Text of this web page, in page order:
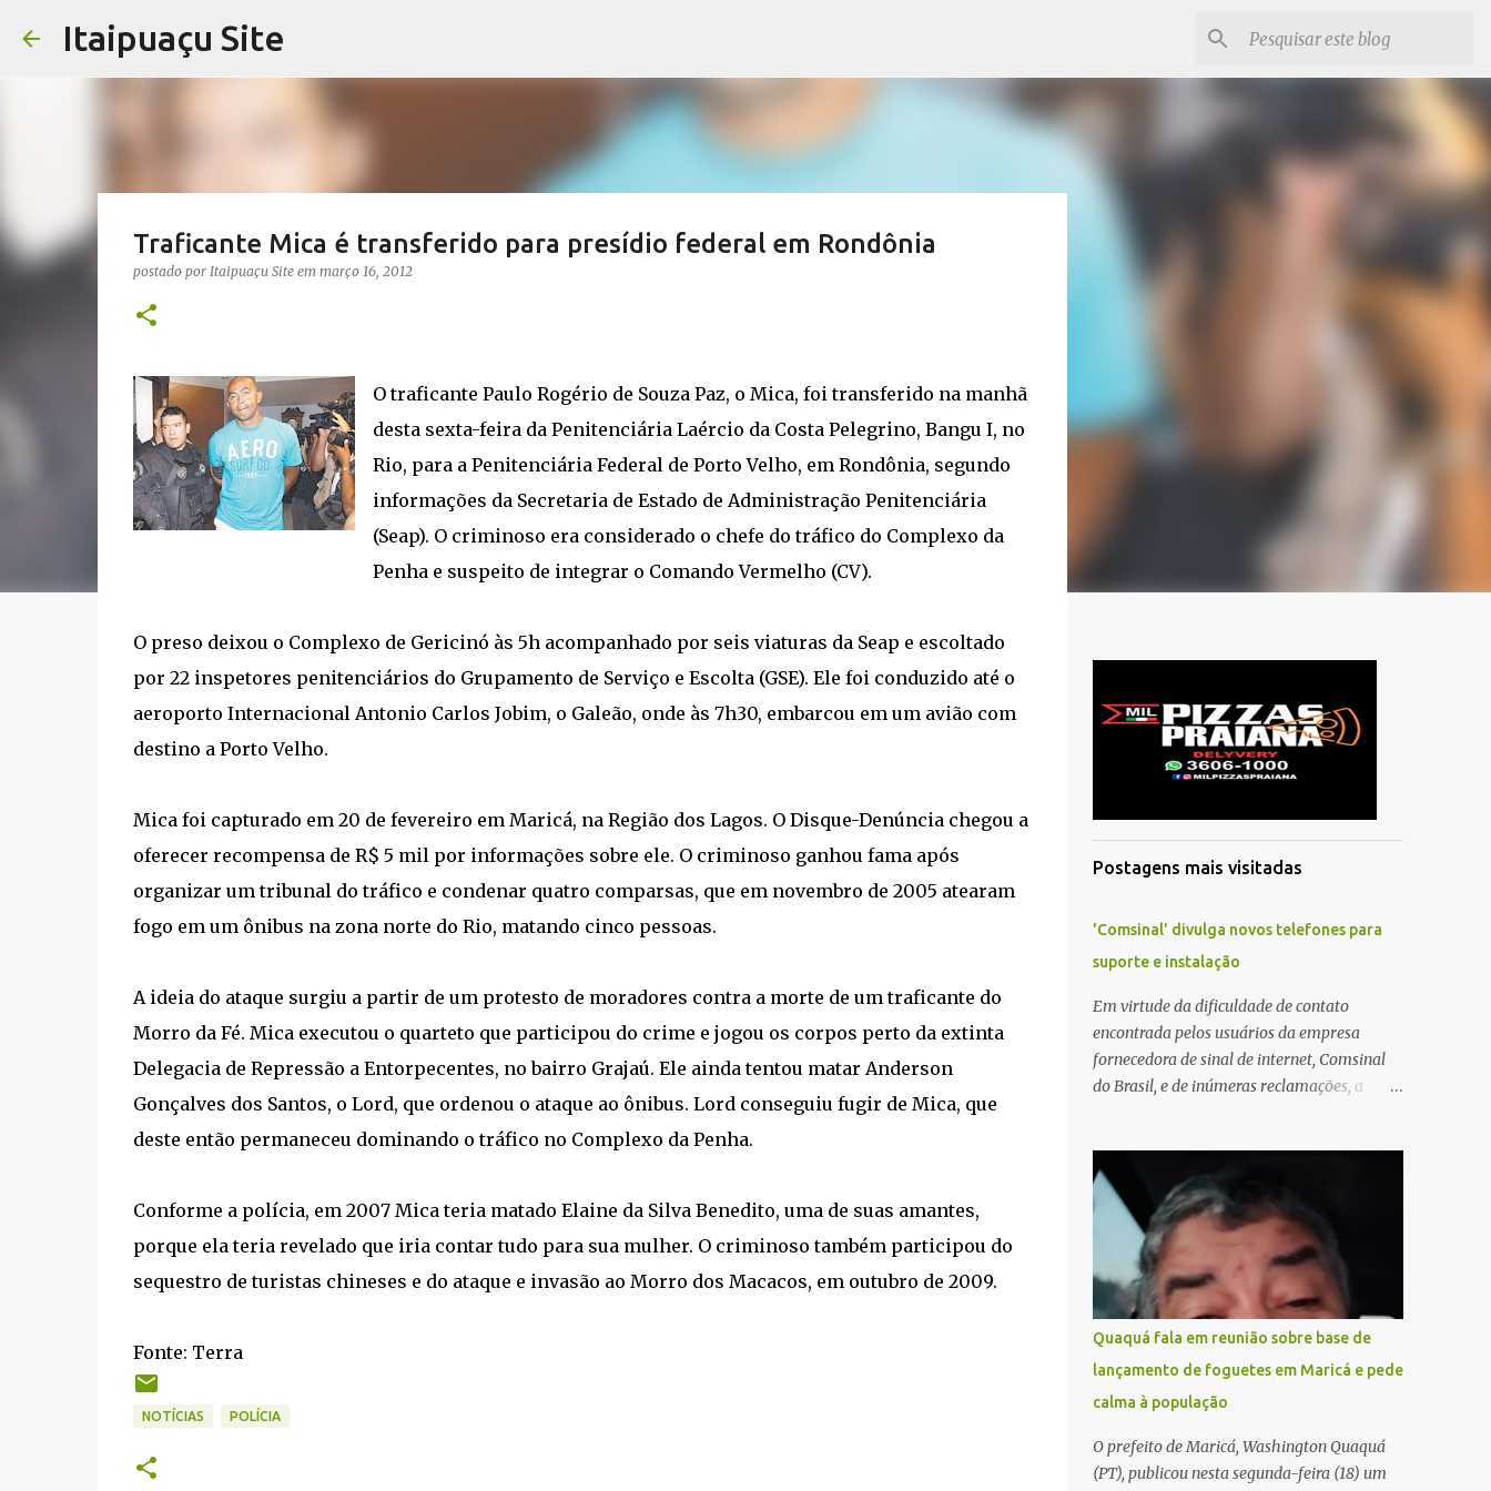
Itaipuaçu Site
Traficante Mica é transferido para presídio federal em Rondônia
postado por Itaipuaçu Site em março 16, 2012
O traficante Paulo Rogério de Souza Paz, o Mica, foi transferido na manhã
desta sexta-feira da Penitenciária Laércio da Costa Pelegrino, Bangu I, no
Rio, para a Penitenciária Federal de Porto Velho, em Rondônia, segundo
informações da Secretaria de Estado de Administração Penitenciária
(Seap). O criminoso era considerado o chefe do tráfico do Complexo da
Penha e suspeito de integrar o Comando Vermelho (CV).
O preso deixou o Complexo de Gericinó às 5h acompanhado por seis viaturas da Seap e escoltado
por 22 inspetores penitenciários do Grupamento de Serviço e Escolta (GSE). Ele foi conduzido até o
aeroporto Internacional Antonio Carlos Jobim, o Galeão, onde às 7h30, embarcou em um avião com
destino a Porto Velho.
Mica foi capturado em 20 de fevereiro em Maricá, na Região dos Lagos. O Disque-Denúncia chegou a
oferecer recompensa de R$ 5 mil por informações sobre ele. O criminoso ganhou fama após
organizar um tribunal do tráfico e condenar quatro comparsas, que em novembro de 2005 atearam
fogo em um ônibus na zona norte do Rio, matando cinco pessoas.
A ideia do ataque surgiu a partir de um protesto de moradores contra a morte de um traficante do
Morro da Fé. Mica executou o quarteto que participou do crime e jogou os corpos perto da extinta
Delegacia de Repressão a Entorpecentes, no bairro Grajaú. Ele ainda tentou matar Anderson
Gonçalves dos Santos, o Lord, que ordenou o ataque ao ônibus. Lord conseguiu fugir de Mica, que
deste então permaneceu dominando o tráfico no Complexo da Penha.
Conforme a polícia, em 2007 Mica teria matado Elaine da Silva Benedito, uma de suas amantes,
porque ela teria revelado que iria contar tudo para sua mulher. O criminoso também participou do
sequestro de turistas chineses e do ataque e invasão ao Morro dos Macacos, em outubro de 2009.
Fonte: Terra
NOTÍCIAS POLÍCIA
Postagens mais visitadas
'Comsinal' divulga novos telefones para
suporte e instalação
Em virtude da dificuldade de contato
encontrada pelos usuários da empresa
fornecedora de sinal de internet, Comsinal
do Brasil, e de inúmeras reclamações, a
suporte técnico. Confira, a seguir: 2623-
5858, 2623-9006 e 26235651
Quaquá fala em reunião sobre base de
lançamento de foguetes em Maricá e pede
calma à população
O prefeito de Maricá, Washington Quaquá
(PT), publicou nesta segunda-feira (18) um